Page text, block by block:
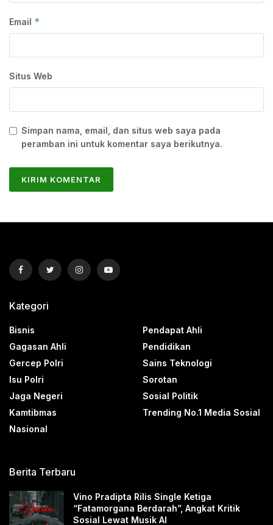
Email *
Situs Web
Simpan nama, email, dan situs web saya pada
peramban ini untuk komentar saya berikutnya.
Kategori
Bisnis
Gagasan Ahli
Gercep Polri
Isu Polri
Jaga Negeri
Kamtibmas
Nasional
Pendapat Ahli
Pendidikan
Sains Teknologi
Sorotan
Sosial Politik
Trending No.1 Media Sosial
Berita Terbaru
Vino Pradipta Rilis Single Ketiga
“Fatamorgana Berdarah”, Angkat Kritik
Sosial Lewat Musik AI